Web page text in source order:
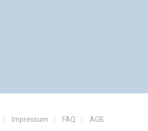
Impressum FAQ AGB